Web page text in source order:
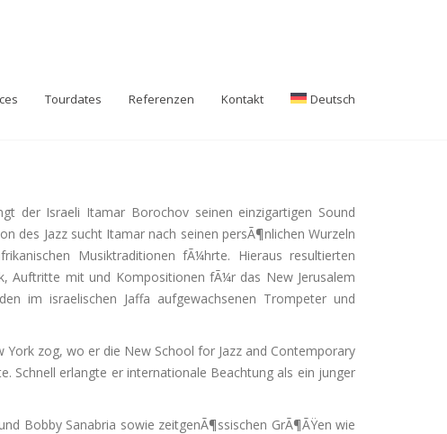
Tourdates Referenzen Kontakt Deutsch
der Israeli Itamar Borochov seinen einzigartigen Sound
des Jazz sucht Itamar nach seinen persÃ¶nlichen Wurzeln
Musiktraditionen fÃ¼hrte. Hieraus resultierten
Auftritte mit und Kompositionen fÃ¼r das New Jerusalem
im israelischen Jaffa aufgewachsenen Trompeter und
zog, wo er die New School for Jazz and Contemporary
Schnell erlangte er internationale Beachtung als ein junger
Bobby Sanabria sowie zeitgenÃ¶ssischen GrÃ¶ÃŸen wie